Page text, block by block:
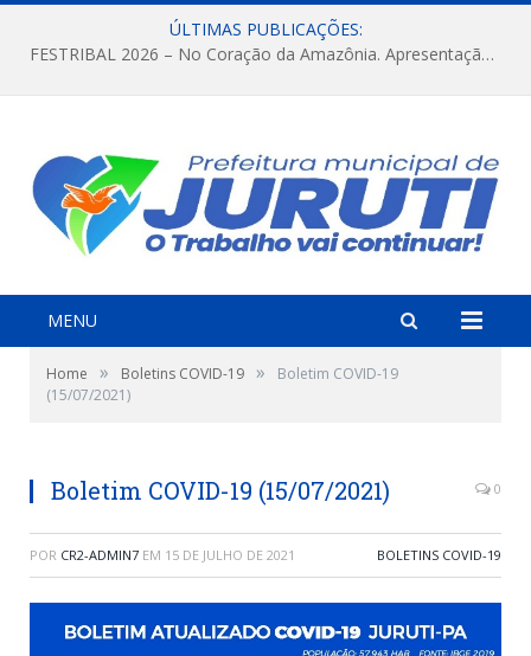
ÚLTIMAS PUBLICAÇÕES:
FESTRIBAL 2026 – No Coração da Amazônia. Apresentação da Munduruku.
MENU
Home » Boletins COVID-19 »
Boletim COVID-19
(15/07/2021)
Boletim COVID-19 (15/07/2021) 0
POR CR2-ADMIN7 EM 15 DE JULHO DE 2021 BOLETINS COVID-19